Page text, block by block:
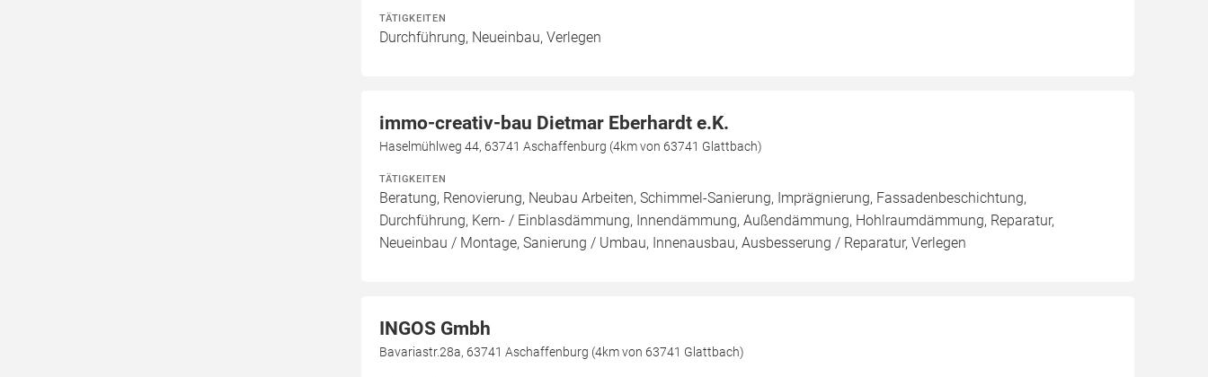
TÄTIGKEITEN
Durchführung, Neueinbau, Verlegen
immo-creativ-bau Dietmar Eberhardt e.K.
Haselmühlweg 44, 63741 Aschaffenburg (4km von 63741 Glattbach)
TÄTIGKEITEN
Beratung, Renovierung, Neubau Arbeiten, Schimmel-Sanierung, Imprägnierung, Fassadenbeschichtung,
Durchführung, Kern- / Einblasdämmung, Innendämmung, Außendämmung, Hohlraumdämmung, Reparatur,
Neueinbau / Montage, Sanierung / Umbau, Innenausbau, Ausbesserung / Reparatur, Verlegen
INGOS Gmbh
Bavariastr.28a, 63741 Aschaffenburg (4km von 63741 Glattbach)